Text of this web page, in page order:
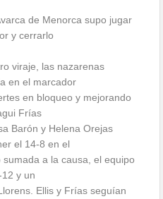
de Menorca supo jugar
y cerrarlo
viraje, las nazarenas
en el marcador
en bloqueo y mejorando
Frías
Barón y Helena Orejas
el 14-8 en el
a la causa, el equipo
y un
Ellis y Frías seguían